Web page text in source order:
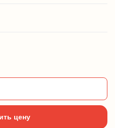
цену